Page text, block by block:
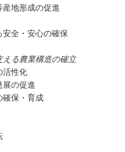
地形成の促進
全・安心の確保
る農業構造の確立
性化
の促進
保・育成